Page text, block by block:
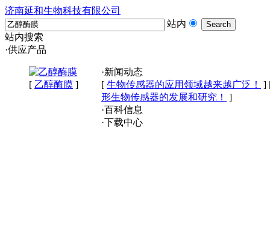
济南延和生物科技有限公司
站内
站内搜索
·供应产品
[ 乙醇酶膜 ]
·新闻动态
[ 生物传感器的应用领域越来越广泛！ ]
形生物传感器的发展和研究！
]
·百科信息
·下载中心